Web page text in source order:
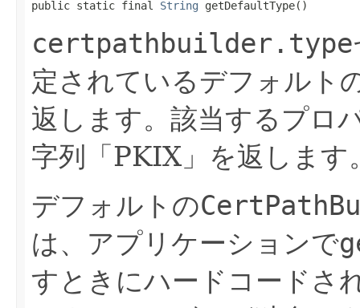
public static final String getDefaultType()
certpathbuilder.type
定されているデフォルト
返します。該当するプロ
字列「PKIX」を返します
デフォルトの
は、アプリケーションで
すときにハードコードさ